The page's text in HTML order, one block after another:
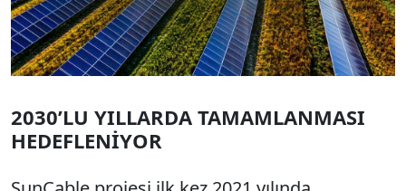
2030’LU YILLARDA TAMAMLANMASI
HEDEFLENİYOR